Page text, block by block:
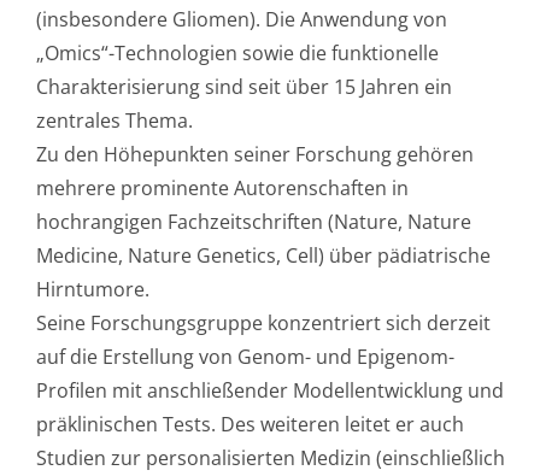
(insbesondere Gliomen). Die Anwendung von
„Omics“-Technologien sowie die funktionelle
Charakterisierung sind seit über 15 Jahren ein
zentrales Thema.
Zu den Höhepunkten seiner Forschung gehören
mehrere prominente Autorenschaften in
hochrangigen Fachzeitschriften (Nature, Nature
Medicine, Nature Genetics, Cell) über pädiatrische
Hirntumore.
Seine Forschungsgruppe konzentriert sich derzeit
auf die Erstellung von Genom- und Epigenom-
Profilen mit anschließender Modellentwicklung und
präklinischen Tests. Des weiteren leitet er auch
Studien zur personalisierten Medizin (einschließlich